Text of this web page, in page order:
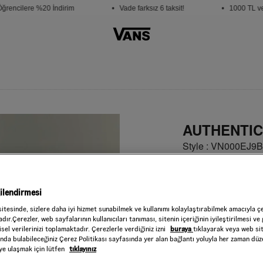
%20 İndirim • Vade farksız 6 taksit! • 1000 TL
Style :
Seçiniz
sizlere daha iyi hizmet sunabilmek ve kullanımı kolaylaştırabilmek amacıyla
web sayfalarının kullanıcıları tanıması, sitenin içeriğinin iyileştirilmesi
verilerinizi toplamaktadır. Çerezlerle verdiğiniz izni
buraya tıklayarak veya web
bulabileceğiniz Çerez Politikası sayfasında yer alan bağlantı yoluyla her zaman
ulaşmak için lütfen tıklayınız